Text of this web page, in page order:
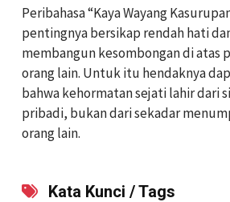
Peribahasa “Kaya Wayang
pentingnya bersikap rendah hati
membangun kesombongan di atas
orang lain. Untuk itu hendaknya
bahwa kehormatan sejati lahir dari
pribadi, bukan dari sekadar
orang lain.
Kata Kunci / Tags